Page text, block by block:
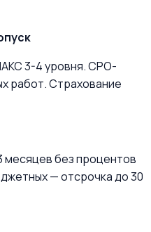
3-4 уровня. СРО-
работ. Страхование
месяцев без процентов
— отсрочка до 30